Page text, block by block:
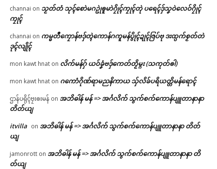
channai on သၟတ်တံ သုၚ်စောဲမဂဥုဲၜူမာဲဂၠိုၚ်ကၠုၚ်တုဲ ပရေၚ်ဒှ်သၞဝဲလေဝ်ဂၠိုၚ်
ကၠုၚ်
channai on ကမ္မတဳကၠောန်ဗဒှ်တ္ၚဲကောန်ဂကူမန်ပွိုၚ်ဍုၚ်ဇြပ်ဗု ဒးထ္ပက်စၟတ်တဲ
ဒုၚ်လျိုၚ်
mon kawt hnat on လိက်မန်ဂှ် ယဝ်ခၞံဗဒှ်ကေတ်တၟိမ္ဂး (သကုတ်ၜါ)
mon kawt hnat on ဂကောံဂိုဏ်ရာမညနိကာယ သှ်လိခ်ပရိယတ္တိမန်ရောၚ်
ဌာန်ပရိုၚ်ဗၠးၜးမန် on အဘိဓါန် မန် => အၚ်္ဂလိက် သွက်စက်ကောန်ပျူတာနာနာ
တိတ်ယျ
itvilla on အဘိဓါန် မန် => အၚ်္ဂလိက် သွက်စက်ကောန်ပျူတာနာနာ တိတ်
ယျ
jamonrott on အဘိဓါန် မန် => အၚ်္ဂလိက် သွက်စက်ကောန်ပျူတာနာနာ တိ
တ်ယျ